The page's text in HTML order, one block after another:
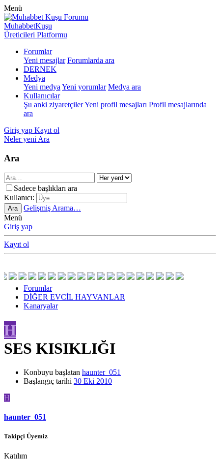
Menü
MuhabbetKuşu
Üreticileri Platformu
Forumlar
Yeni mesajlar Forumlarda ara
DERNEK
Medya
Yeni medya Yeni yorumlar Medya ara
Kullanıcılar
Şu anki ziyaretçilerYeni profil mesajları Profil mesajlarında
ara
Giriş yap Kayıt ol
Neler yeni Ara
Ara
Sadece başlıkları ara
Kullanıcı:
Ara
Gelişmiş Arama…
Menü
Giriş yap
Kayıt ol
Forumlar
DİĞER EVCİL HAYVANLAR
Kanaryalar
H
SES KISIKLIĞI
Konbuyu başlatan haunter_051
Başlangıç tarihi 30 Eki 2010
H
haunter_051
Takipçi Üyemiz
Katılım